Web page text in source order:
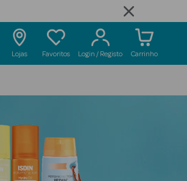
Lojas Favoritos Login / Registo Carrinho